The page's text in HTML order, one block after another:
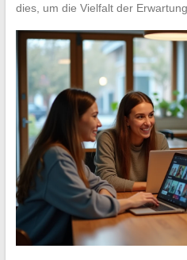
dies, um die Vielfalt der